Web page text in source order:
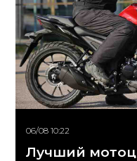
06/08 10:22
Лучший